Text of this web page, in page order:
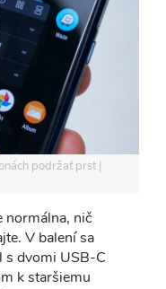
podržať prst
normálna, nič
V balení sa
s dvomi USB-C
k staršiemu